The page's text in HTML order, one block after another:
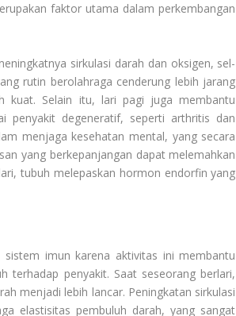
faktor utama dalam perkembangan
sirkulasi darah dan oksigen, sel-
rutin berolahraga cenderung lebih jarang
kuat. Selain itu, lari pagi juga membantu
penyakit degeneratif, seperti arthritis dan
menjaga kesehatan mental, yang secara
yang berkepanjangan dapat melemahkan
tubuh melepaskan hormon endorfin yang
imun karena aktivitas ini membantu
terhadap penyakit. Saat seseorang berlari,
menjadi lebih lancar. Peningkatan sirkulasi
elastisitas pembuluh darah, yang sangat